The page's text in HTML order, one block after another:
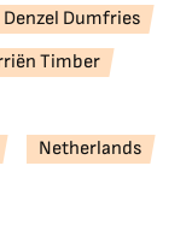
Denzel Dumfries
Timber
Netherlands